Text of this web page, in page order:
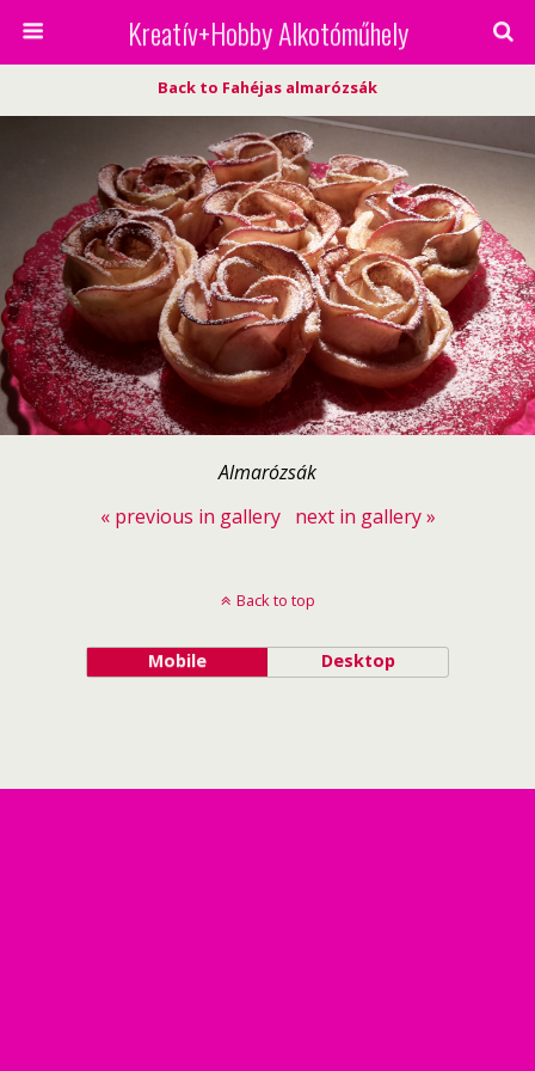
Kreatív+Hobby Alkotóműhely
Back to Fahéjas almarózsák
Almarózsák
« previous in gallery
next in gallery »
Back to top
Mobile Desktop